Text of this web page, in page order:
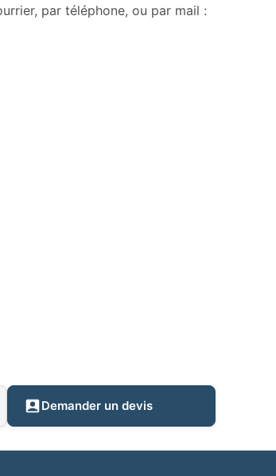
par téléphone, ou par mail :
Demander un devis